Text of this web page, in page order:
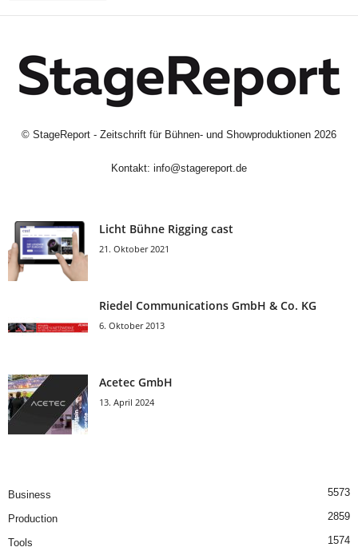
© StageReport - Zeitschrift für Bühnen- und Showproduktionen 2026
Kontakt: info@stagereport.de
Licht Bühne Rigging cast
21. Oktober 2021
Riedel Communica­tions GmbH & Co. KG
6. Oktober 2013
Acetec GmbH
13. April 2024
Business 5573
Production 2859
Tools
1574